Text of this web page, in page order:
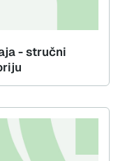
- stručni